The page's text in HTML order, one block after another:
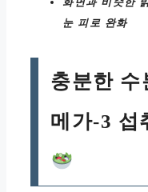
눈 피로 완화
충분한 수
메가-3 섭